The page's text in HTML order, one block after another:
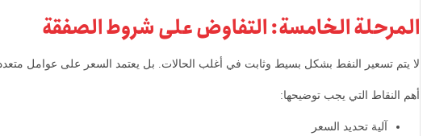
المرحلة الخامسة: التفاوض على شروط الصفقة
لا يتم تسعير النفط بشكل بسيط وثابت في أغلب الحالات. بل يعتمد السعر على عوامل
أهم النقاط التي يجب توضيحها:
آلية تحديد السعر